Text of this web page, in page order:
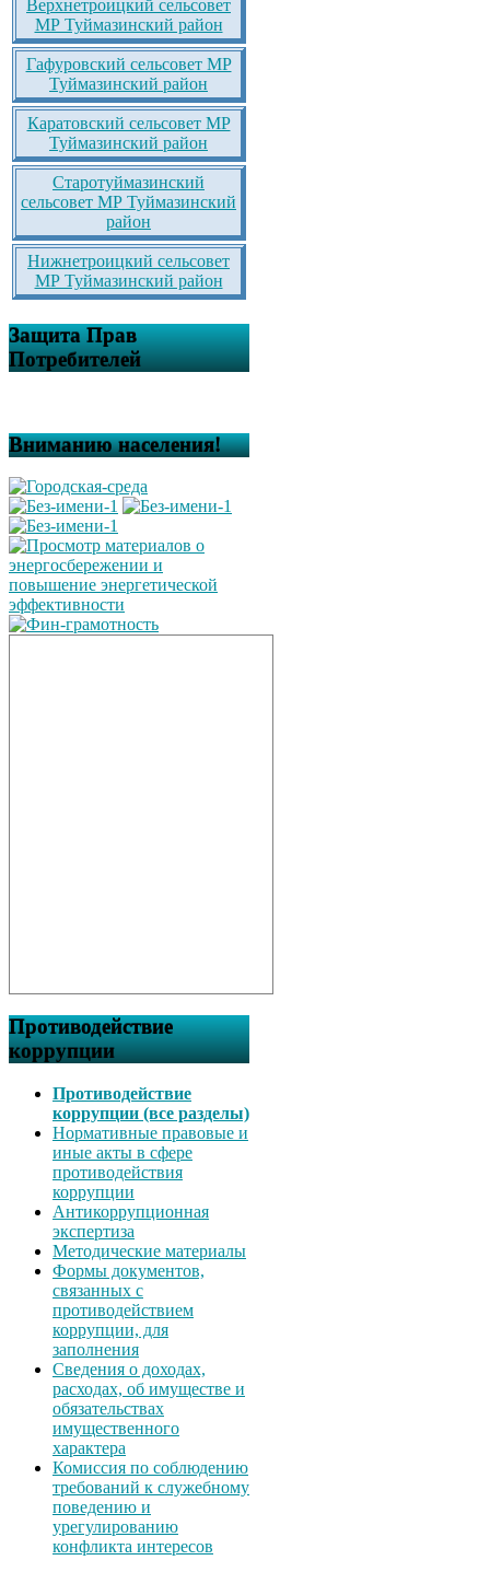
Верхнетроицкий сельсовет
МР Туймазинский район
Гафуровский сельсовет МР
Туймазинский район
Каратовский сельсовет МР
Туймазинский район
Старотуймазинский
сельсовет МР Туймазинский
район
Нижнетроицкий сельсовет
МР Туймазинский район
Защита Прав
Потребителей
Вниманию населения!
Противодействие
коррупции
Противодействие
коррупции (все разделы)
Нормативные правовые и
иные акты в сфере
противодействия
коррупции
Антикоррупционная
экспертиза
Методические материалы
Формы документов,
связанных с
противодействием
коррупции, для
заполнения
Сведения о доходах,
расходах, об имуществе и
обязательствах
имущественного
характера
Комиссия по соблюдению
требований к служебному
поведению и
урегулированию
конфликта интересов